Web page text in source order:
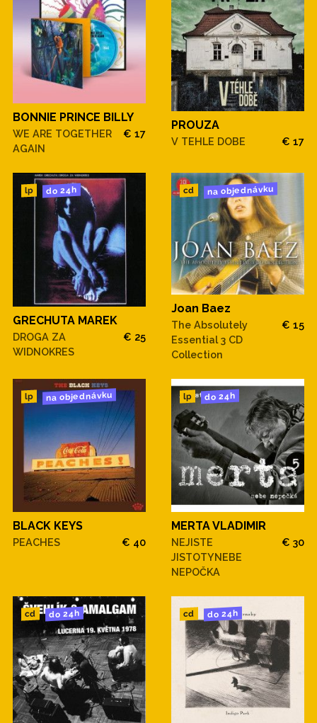
BONNIE PRINCE BILLY
WE ARE TOGETHER
AGAIN
€ 17
PROUZA
V TEHLE DOBE € 17
lp do 24h
GRECHUTA MAREK
DROGA ZA
WIDNOKRES
€ 25
cd na objednávku
Joan Baez
The Absolutely
Essential 3 CD
Collection
€ 15
lp na objednávku
BLACK KEYS
PEACHES € 40
lp do 24h
MERTA VLADIMIR
NEJISTE
JISTOTYNEBE
NEPOČKA
€ 30
cd do 24h cd do 24h